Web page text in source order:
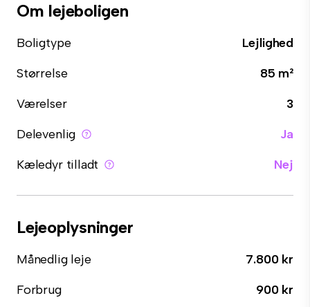
Om lejeboligen
Boligtype
Lejlighed
Størrelse
85 m²
Værelser
3
Delevenlig
Ja
Kæledyr tilladt
Nej
Lejeoplysninger
Månedlig leje
7.800 kr
Forbrug
900 kr